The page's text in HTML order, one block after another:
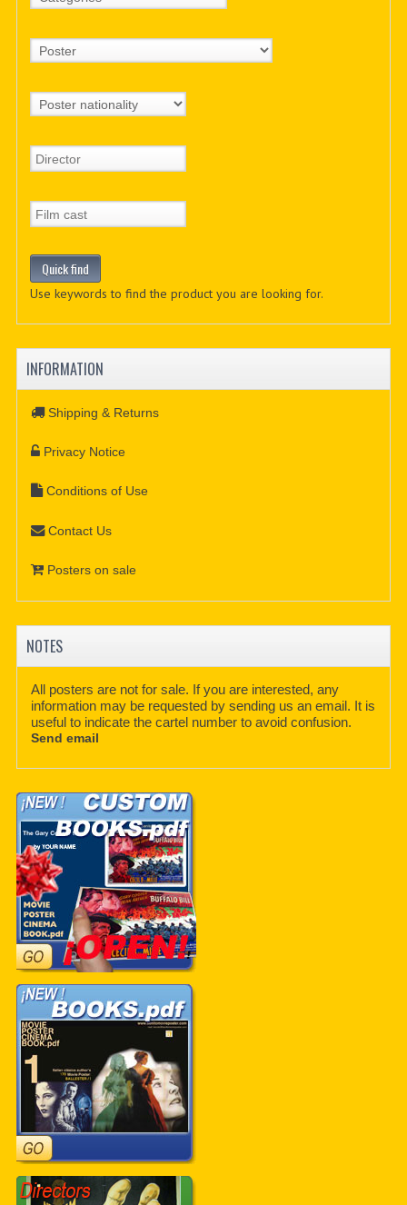
Use keywords to find the product you are looking for.
INFORMATION
Shipping & Returns
Privacy Notice
Conditions of Use
Contact Us
Posters on sale
NOTES
All posters are not for sale. If you are interested, any
information may be requested by sending us an email. It is
useful to indicate the cartel number to avoid confusion.
Send email